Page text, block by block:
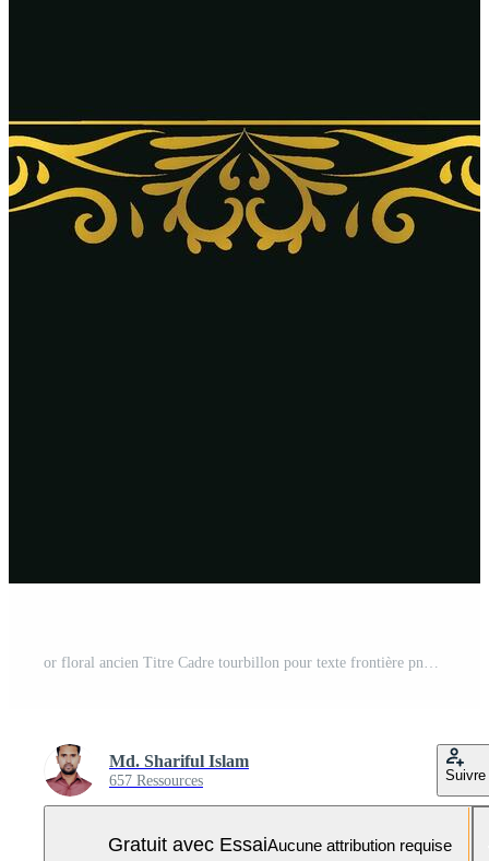
or floral ancien Titre Cadre tourbillon pour texte frontière png transparent Contexte mariage invitation carte Vecteur Pro et SVG Pro
Md. Shariful Islam
657 Ressources Suivre
Gratuit avec EssaiAucune attribution requise